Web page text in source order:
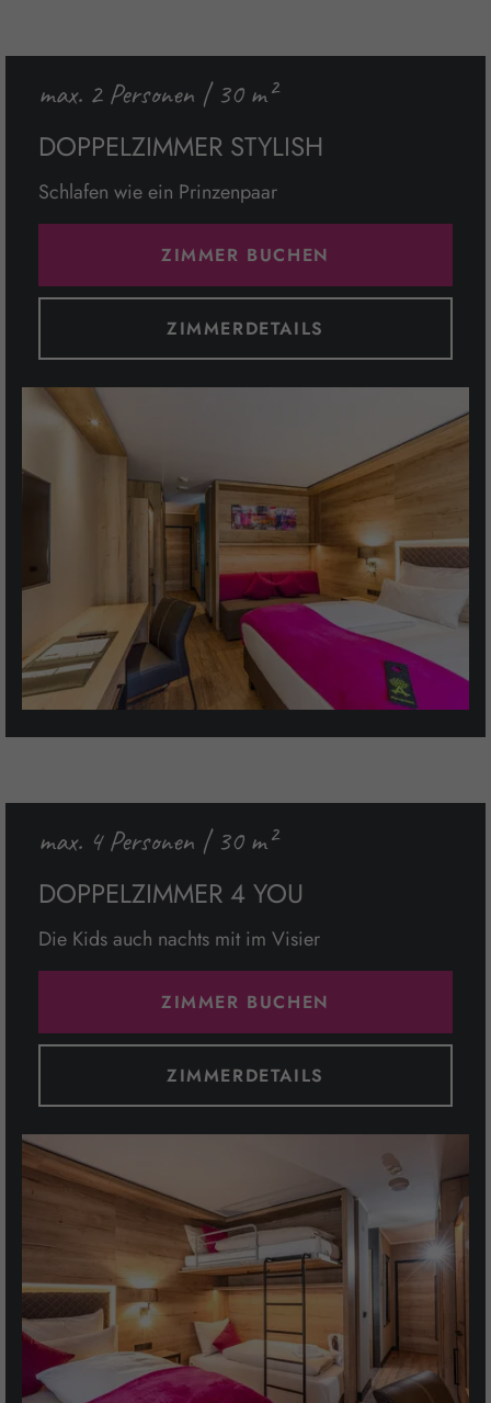
max. 2 Personen | 30 m²
DOPPELZIMMER STYLISH
Schlafen wie ein Prinzenpaar
ZIMMER BUCHEN
ZIMMERDETAILS
max. 4 Personen | 30 m²
DOPPELZIMMER 4 YOU
Die Kids auch nachts mit im Visier
ZIMMER BUCHEN
ZIMMERDETAILS